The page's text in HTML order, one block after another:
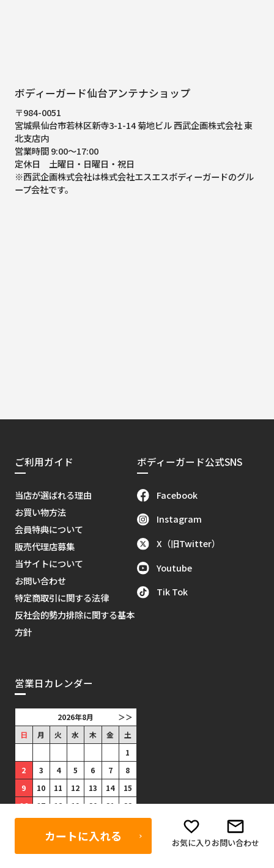
カートに入れる お気に入りお問い合わせ
ボディーガード仙台アンテナショップ
〒984-0051
宮城県仙台市若林区新寺3-1-14 菊地ビル 西武企画株式会社 東
北支店内
営業時間 9:00～17:00
定休日 土曜日・日曜日・祝日
※西武企画株式会社は株式会社エスエスボディーガードのグル
ープ会社です。
ご利用ガイド
当店が選ばれる理由
お買い物方法
会員特典について
販売代理店募集
当サイトについて
お問い合わせ
特定商取引に関する法律
反社会的勢力排除に関する基本
方針
ボディーガード公式SNS
Facebook
Instagram
X（旧Twitter）
Youtube
Tik Tok
営業日カレンダー
＞＞
2026年8月
日
月 火 水 木 金
土
1
2
3 4 5 6 7
8
9
10 11 12 13 14
15
16
17 18 19 20 21
22
31